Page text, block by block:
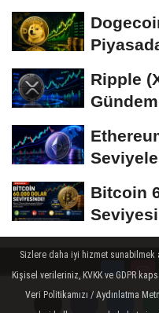
Ripple
Bitcoin
Sizlere daha iyi hizmet sunabilmek
Kişisel verileriniz, KVKK ve GDPR
Veri Politikamızı / Aydınlatma